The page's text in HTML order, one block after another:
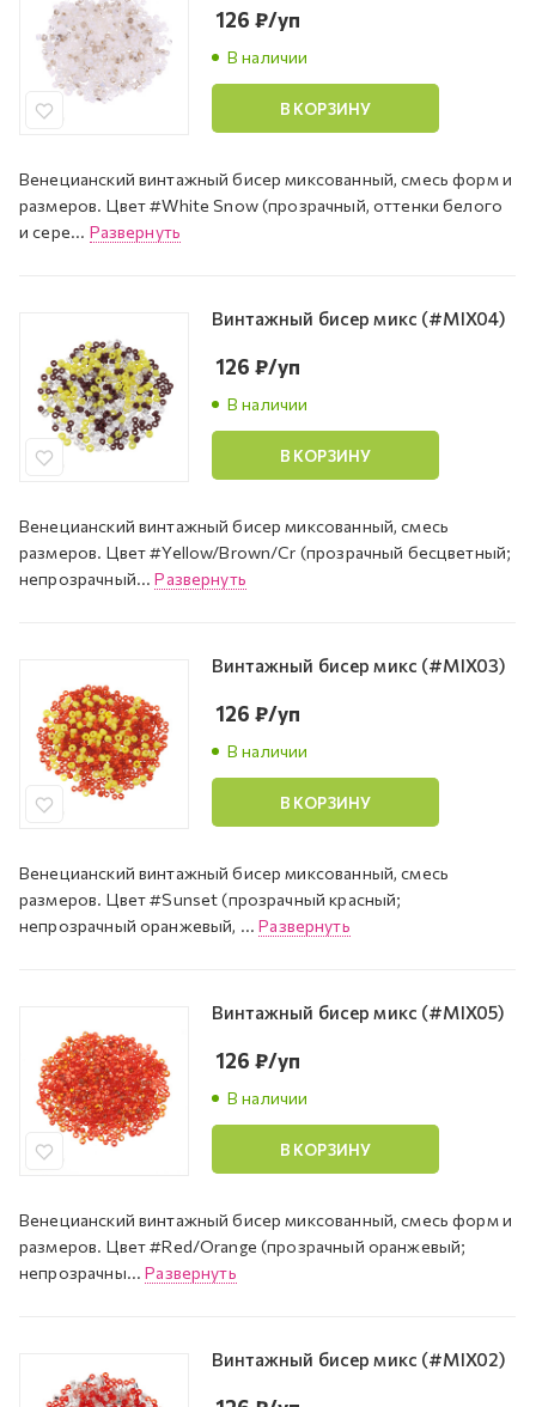
В наличии
126 ₽/уп
В КОРЗИНУ
Венецианский винтажный бисер миксованный, смесь форм и
размеров. Цвет #White Snow (прозрачный, оттенки белого
и сере... Развернуть
Винтажный бисер микс (#MIX04)
В наличии
126 ₽/уп
В КОРЗИНУ
Венецианский винтажный бисер миксованный, смесь
размеров. Цвет #Yellow/Brown/Cr (прозрачный бесцветный;
непрозрачный...Развернуть
Винтажный бисер микс (#MIX03)
В наличии
126 ₽/уп
В КОРЗИНУ
Венецианский винтажный бисер миксованный, смесь
размеров. Цвет #Sunset (прозрачный красный;
непрозрачный оранжевый, ...Развернуть
Винтажный бисер микс (#MIX05)
В наличии
126 ₽/уп
В КОРЗИНУ
Венецианский винтажный бисер миксованный, смесь форм и
размеров. Цвет #Red/Orange (прозрачный оранжевый;
непрозрачны...Развернуть
Винтажный бисер микс (#MIX02)